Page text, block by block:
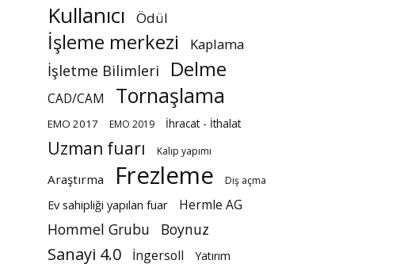
Kullanıcı Ödül
İşleme merkezi Kaplama
İşletme Bilimleri Delme
CAD/CAM Tornaşlama
EMO 2017 EMO 2019 İhracat - İthalat
Uzman fuarı Kalıp yapımı
Araştırma Frezleme Diş açma
Ev sahipliği yapılan fuar Hermle AG
Hommel Grubu Boynuz
Sanayi 4.0 İngersoll Yatırım